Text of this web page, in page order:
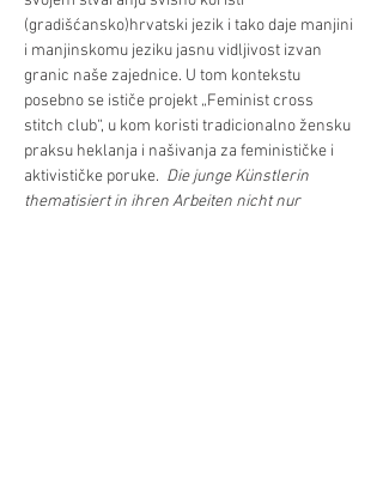
(gradišćansko)hrvatski jezik i tako daje manjini
i manjinskomu jeziku jasnu vidljivost izvan
granic naše zajednice. U tom kontekstu
posebno se ističe projekt „Feminist cross
stitch club“, u kom koristi tradicionalno žensku
praksu heklanja i našivanja za feminističke i
aktivističke poruke. Die junge Künstlerin
thematisiert in ihren Arbeiten nicht nur